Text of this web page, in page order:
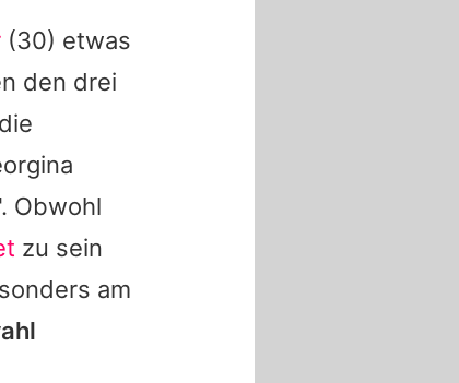
(30) etwas
den drei
Obwohl
zu sein
am